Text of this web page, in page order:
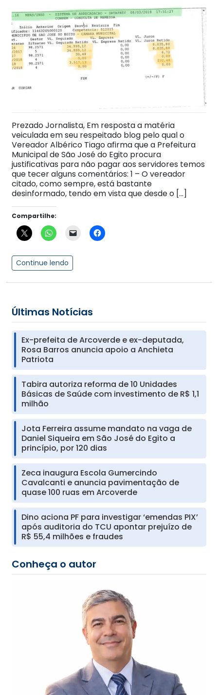
Prezado Jornalista, Em resposta a matéria
veiculada em seu respeitado blog pelo qual o
Vereador Albérico Tiago afirma que a Prefeitura
Municipal de São José do Egito procura
justificativas para não pagar aos servidores temos
que tecer alguns comentários: 1 – O vereador
citado, como sempre, está bastante
desinformado, tendo em vista que desde o […]
Compartilhe:
Continue lendo
Últimas Notícias
Ex-prefeita de Arcoverde e ex-deputada,
Rosa Barros anuncia apoio a Anchieta
Patriota
Tabira autoriza reforma de 10 Unidades
Básicas de Saúde com investimento de R$ 1,1
milhão
Jota Ferreira assume mandato na vaga de
Daniel Siqueira em São José do Egito a
princípio, por 120 dias
Zeca inaugura Escola Gumercindo
Cavalcanti e anuncia pavimentação de
quase 100 ruas em Arcoverde
Dino aciona PF para investigar ‘emendas PIX’
após auditoria do TCU apontar prejuízo de
R$ 55,4 milhões e fraudes
Conheça o autor